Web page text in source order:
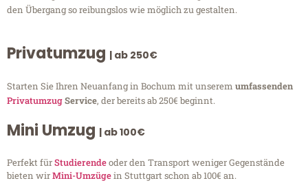
den Übergang so reibungslos wie möglich zu gestalten.
Privatumzug | ab 250€
Starten Sie Ihren Neuanfang in Bochum mit unserem umfassenden
PrivatumzugService, der bereits ab 250€ beginnt.
Mini Umzug | ab 100€
Perfekt fürStudierendeoder den Transport weniger Gegenstände
bieten wirMini-Umzügein Stuttgart schon ab 100€ an.